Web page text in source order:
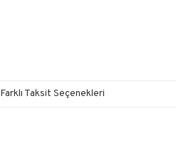
Farklı Taksit Seçenekleri